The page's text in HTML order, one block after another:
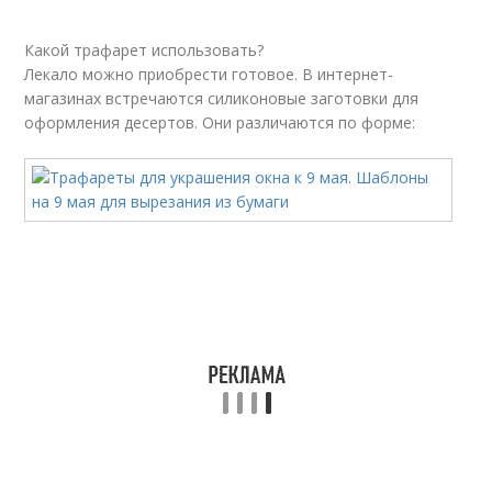
Какой трафарет использовать?
Лекало можно приобрести готовое. В интернет-
магазинах встречаются силиконовые заготовки для
оформления десертов. Они различаются по форме: